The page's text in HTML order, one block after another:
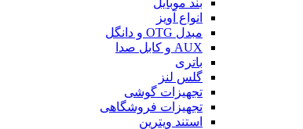
بند موبایل
انواع آویز
مبدل OTG و دانگل
AUX و کابل صدا
باتری
گلس لنز
تجهیزات گوشی
تجهیزات فروشگاهی
استند ویترین